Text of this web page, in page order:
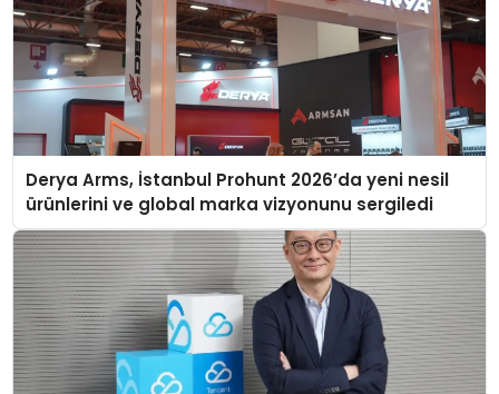
Derya Arms, İstanbul Prohunt 2026’da yeni nesil
ürünlerini ve global marka vizyonunu sergiledi